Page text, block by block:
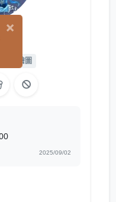
L2D 繪圖
2025/09/02
×